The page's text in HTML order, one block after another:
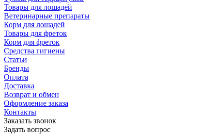
Товары для лошадей
Ветеринарные препараты
Корм для лошадей
Товары для фреток
Корм для фреток
Средства гигиены
Статьи
Бренды
Оплата
Доставка
Возврат и обмен
Оформление заказа
Контакты
Заказать звонок
Задать вопрос